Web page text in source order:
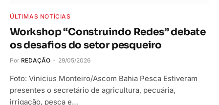
ÚLTIMAS NOTÍCIAS
Workshop “Construindo Redes” debate
os desafios do setor pesqueiro
Por REDAÇÃO 29/05/2026
Foto: Vinicius Monteiro/Ascom Bahia Pesca Estiveram
presentes o secretário de agricultura, pecuária,
irrigação, pesca e…